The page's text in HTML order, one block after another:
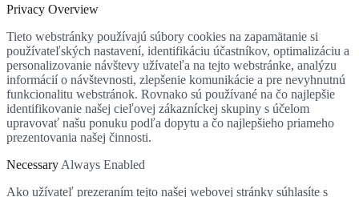
Privacy Overview
Tieto webstránky používajú súbory cookies na zapamätanie si
používateľských nastavení, identifikáciu účastníkov, optimalizáciu a
personalizovanie návštevy užívateľa na tejto webstránke, analýzu
informácií o návštevnosti, zlepšenie komunikácie a pre nevyhnutnú
funkcionalitu webstránok. Rovnako sú používané na čo najlepšie
identifikovanie našej cieľovej zákazníckej skupiny s účelom
upravovať našu ponuku podľa dopytu a čo najlepšieho priameho
prezentovania našej činnosti.
Necessary Always Enabled
Ako užívateľ prezeraním tejto našej webovej stránky súhlasíte s